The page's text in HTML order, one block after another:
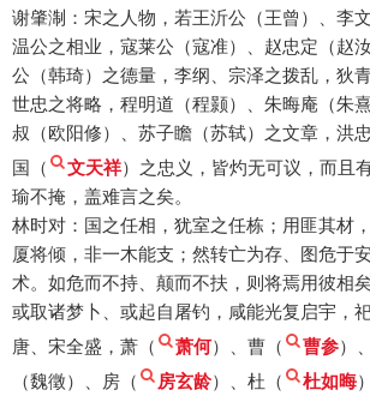
谢肇淛：宋之人物，若王沂公（王曾）、李
温公之相业，寇莱公（寇准）、赵忠定（赵
公（韩琦）之德量，李纲、宗泽之拨乱，狄
世忠之将略，程明道（程颢）、朱晦庵（朱
叔（欧阳修）、苏子瞻（苏轼）之文章，洪
国（
文天祥）之忠义，皆灼无可议，而且
瑜不掩，盖难言之矣。
林时对：国之任相，犹室之任栋；用匪其材
厦将倾，非一木能支；然转亡为存、图危于
术。如危而不持、颠而不扶，则将焉用彼相
或取诸梦卜、或起自屠钓，咸能光复启宇，
唐、宋全盛，萧（
萧何）、曹（ 曹参）
（魏徵）、房（
房玄龄）、杜（ 杜如晦